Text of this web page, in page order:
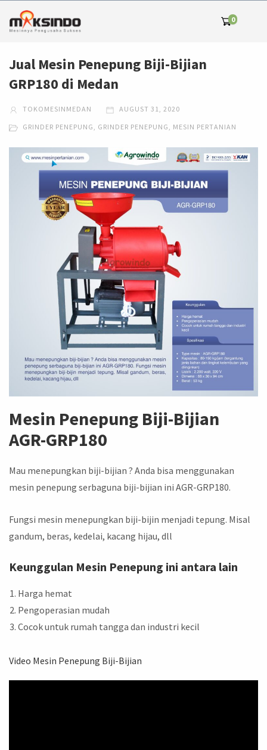
0
Jual Mesin Penepung Biji-Bijian
GRP180 di Medan
TOKOMESINMEDAN AUGUST 31, 2020
GRINDER PENEPUNG, GRINDER PENEPUNG, MESIN PERTANIAN
Mesin Penepung Biji-Bijian
AGR-GRP180
Mau menepungkan biji-bijian ? Anda bisa menggunakan
mesin penepung serbaguna biji-bijian ini AGR-GRP180.
Fungsi mesin menepungkan biji-bijin menjadi tepung. Misal
gandum, beras, kedelai, kacang hijau, dll
Keunggulan Mesin Penepung ini antara lain
Harga hemat
Pengoperasian mudah
Cocok untuk rumah tangga dan industri kecil
Video Mesin Penepung Biji-Bijian